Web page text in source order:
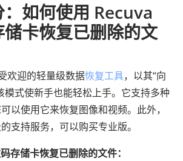
如何使用 Recuva
卡恢复已删除的文
欢迎的轻量级数据恢复工具，以其“向
模式使新手也能轻松上手。它支持多种
以使用它来恢复图像和视频。此外，
支持服务，可以购买专业版。
存储卡恢复已删除的文件：